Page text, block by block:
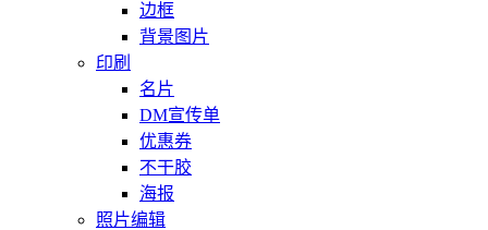
边框
背景图片
印刷
名片
DM宣传单
优惠券
不干胶
海报
照片编辑